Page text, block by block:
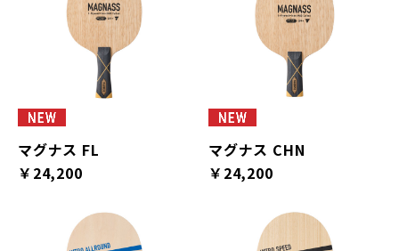
マグナス FL
￥24,200
マグナス CHN
￥24,200